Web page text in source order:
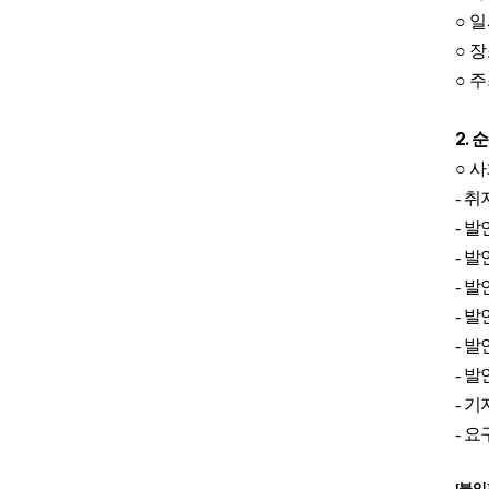
○ 일
○
○ 주
2.
○ 사
- 취
- 발
- 발
- 발
- 발
- 발
- 발
- 기
- 요